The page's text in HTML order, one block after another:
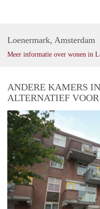
Loenermark, Amsterdam
Meer informatie over wonen in
ANDERE KAMERS IN
ALTERNATIEF